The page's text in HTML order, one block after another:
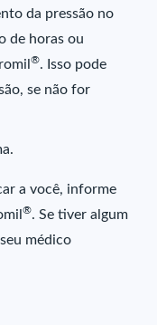
da pressão no
de horas ou
®. Isso pode
se não for
a você, informe
®. Se tiver algum
médico